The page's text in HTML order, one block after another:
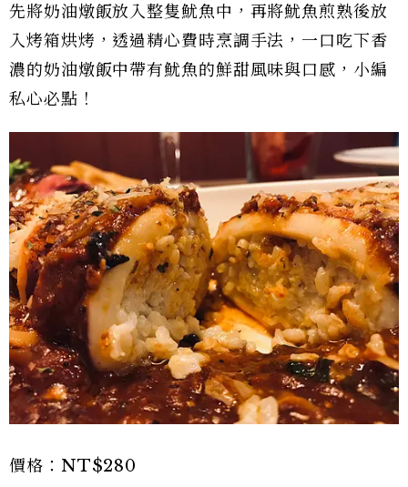
先將奶油燉飯放入整隻魷魚中，再將魷魚煎熟後放
入烤箱烘烤，透過精心費時烹調手法，一口吃下香
濃的奶油燉飯中帶有魷魚的鮮甜風味與口感，小編
私心必點！
價格：NT$280